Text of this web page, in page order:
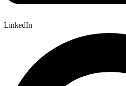
LinkedIn